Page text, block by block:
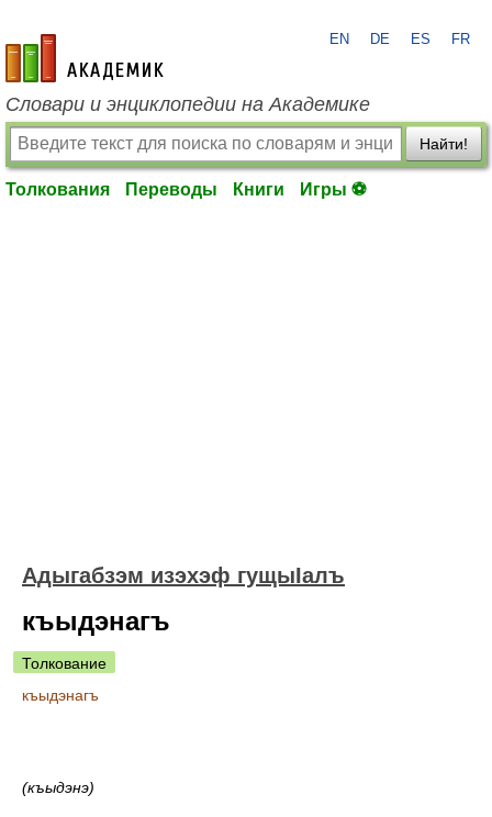
academic.ru
EN DE ES FR
Словари и энциклопедии на Академике
Найти!
Толкования Переводы Книги Игры ⚽
Адыгабзэм изэхэф гущыIалъ
къыдэнагъ
Толкование
къыдэнагъ
(къыдэнэ)